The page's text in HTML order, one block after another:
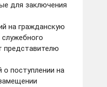
для заключения
на гражданскую
представителю
о поступлении на